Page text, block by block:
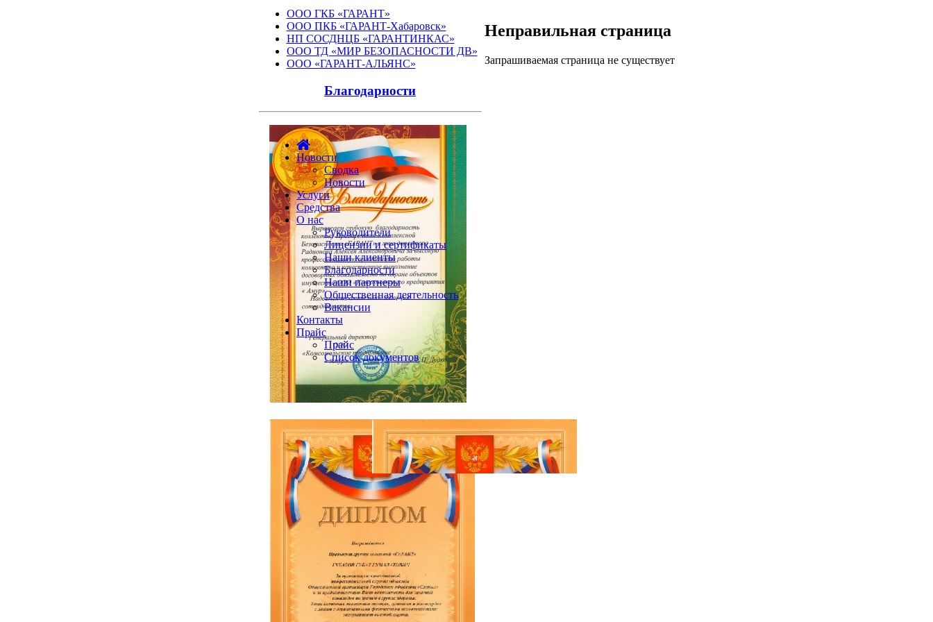
Новости
Сводка
Новости
Услуги
Средства
О нас
Руководители
Лицензии и сертификаты
Наши клиенты
Благодарности
Наши партнеры
Общественная деятельность
Вакансии
Контакты
Прайс
Прайс
Список документов
ООО ГКБ «ГАРАНТ»
ООО ПКБ «ГАРАНТ-Хабаровск»
НП СОСДНЦБ «ГАРАНТИНКАС»
ООО ТД «МИР БЕЗОПАСНОСТИ ДВ»
ООО «ГАРАНТ-АЛЬЯНС»
Благодарности
Неправильная страница
Запрашиваемая страница не существует